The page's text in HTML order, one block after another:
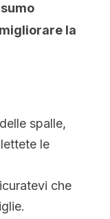
la
spalle,
le
che